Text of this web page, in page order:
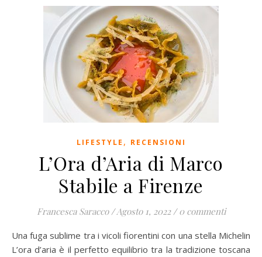
LIFESTYLE , RECENSIONI
L’Ora d’Aria di Marco
Stabile a Firenze
Francesca Saracco /Agosto 1, 2022 / 0 commenti
Una fuga sublime tra i vicoli fiorentini con una stella Michelin
L’ora d’aria è il perfetto equilibrio tra la tradizione toscana